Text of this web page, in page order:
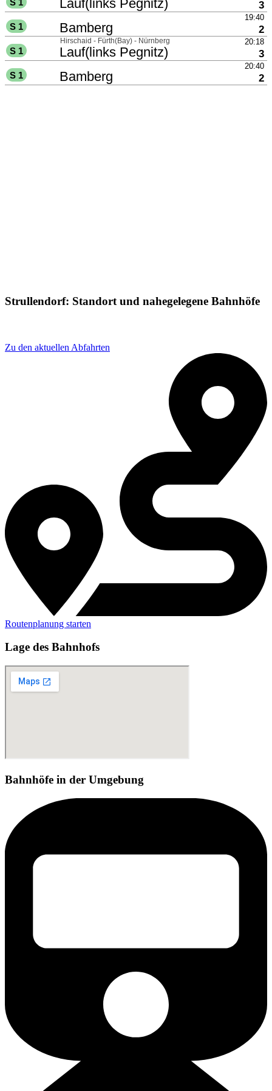
Strullendorf: Standort und nahegelegene Bahnhöfe
Zu den aktuellen Abfahrten
Routenplanung starten
Lage des Bahnhofs
Bahnhöfe in der Umgebung